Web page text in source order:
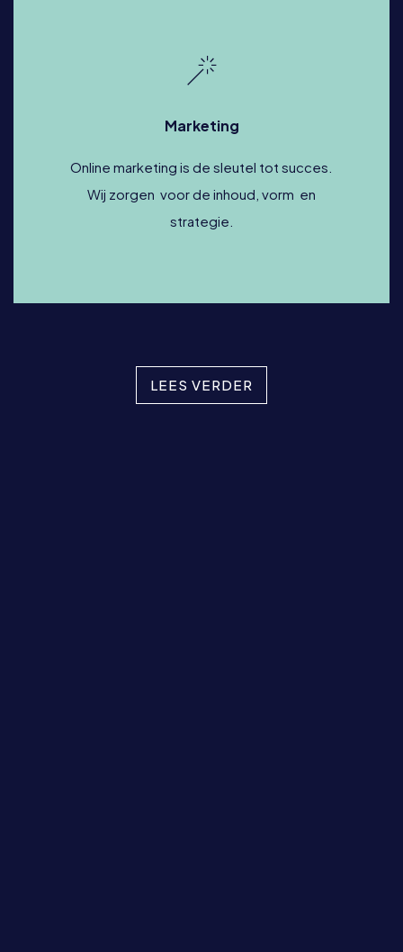
Marketing
Online marketing is de sleutel tot succes.
Wij zorgen voor de inhoud, vorm en
strategie.
LEES VERDER